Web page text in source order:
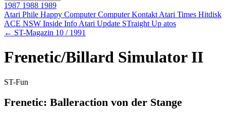
1987 1988 1989
Atari Phile Happy ComputerComputer Kontakt Atari Times Hitdisk
ACE NSW Inside Info Atari Update STraight Up atos
← ST-Magazin 10 / 1991
Frenetic/Billard Simulator II
ST-Fun
Frenetic: Balleraction von der Stange